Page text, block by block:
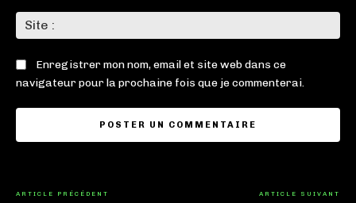
:
Enregistrer mon nom, email et site web dans ce
navigateur pour la prochaine fois que je commenterai.
ARTICLE PRÉCÉDENT ARTICLE SUIVANT